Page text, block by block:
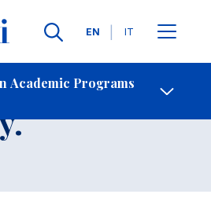
Languages
EN IT
Academic Programs
Contact Us
2008-